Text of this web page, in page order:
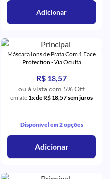
Adicionar
Máscara Ions de Prata Com 1 Face
Protection - Via Oculta
R$ 18,57
ou à vista com 5% Off
em até 1x de R$ 18,57 sem juros
Disponível em 2 opções
Adicionar